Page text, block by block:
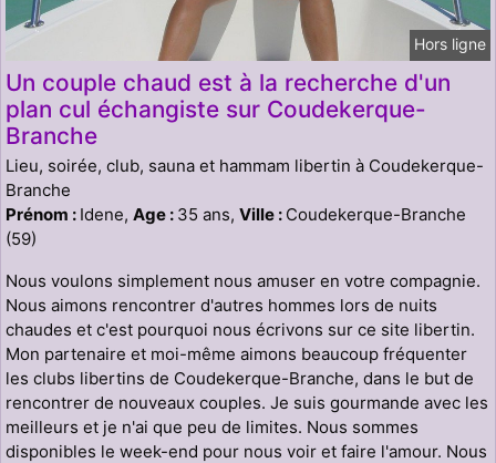
Hors ligne
Un couple chaud est à la recherche d'un
plan cul échangiste sur Coudekerque-
Branche
Lieu, soirée, club, sauna et hammam libertin à Coudekerque-
Branche
Prénom : Idene, Age : 35 ans, Ville : Coudekerque-Branche
(59)
Nous voulons simplement nous amuser en votre compagnie.
Nous aimons rencontrer d'autres hommes lors de nuits
chaudes et c'est pourquoi nous écrivons sur ce site libertin.
Mon partenaire et moi-même aimons beaucoup fréquenter
les clubs libertins de Coudekerque-Branche, dans le but de
rencontrer de nouveaux couples. Je suis gourmande avec les
meilleurs et je n'ai que peu de limites. Nous sommes
disponibles le week-end pour nous voir et faire l'amour. Nous